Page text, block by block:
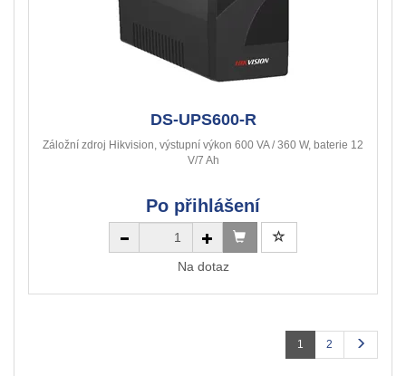
DS-UPS600-R
Záložní zdroj Hikvision, výstupní výkon 600 VA / 360 W, baterie 12
V/7 Ah
Po přihlášení
Na dotaz
1 2